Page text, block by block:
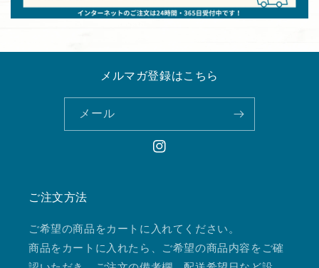
メルマガ登録はこちら
メール
Instagram
ご注文方法
ご希望の商品をカートに入れてください。
商品をカートに入れたら、ご希望の商品内容をご確